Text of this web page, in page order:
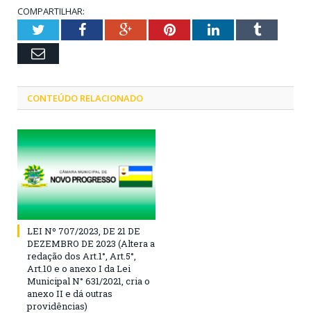
COMPARTILHAR:
TwitterFacebookGoogle+PinterestLinkedInTumblr
Email
CONTEÚDO RELACIONADO
LEI Nº 707/2023, DE 21 DE
DEZEMBRO DE 2023 (Altera a
redação dos Art.1°, Art.5°,
Art.10 e o anexo I da Lei
Municipal N° 631/2021, cria o
anexo II e dá outras
providências)